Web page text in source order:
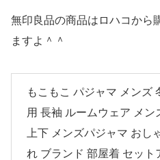
無印良品の商品はロハコから
ますよ＾＾
もこもこ パジャマ メンズ
用 長袖 ルームウェア メン
上下 メンズパジャマ おし
れ ブランド 部屋着 セット